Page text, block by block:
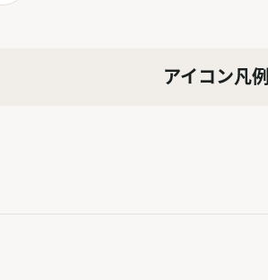
アイコン凡例